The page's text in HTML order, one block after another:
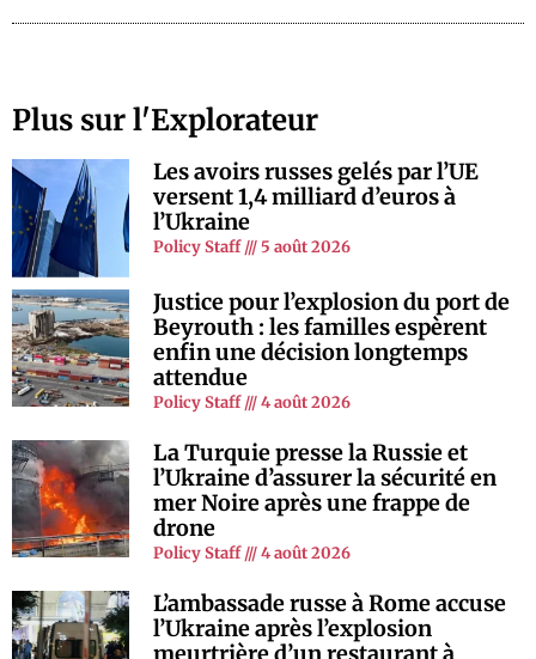
Plus sur l'Explorateur
Les avoirs russes gelés par l’UE
versent 1,4 milliard d’euros à
l’Ukraine
Policy Staff 5 août 2026
Justice pour l’explosion du port de
Beyrouth : les familles espèrent
enfin une décision longtemps
attendue
Policy Staff 4 août 2026
La Turquie presse la Russie et
l’Ukraine d’assurer la sécurité en
mer Noire après une frappe de
drone
Policy Staff 4 août 2026
L’ambassade russe à Rome accuse
l’Ukraine après l’explosion
meurtrière d’un restaurant à